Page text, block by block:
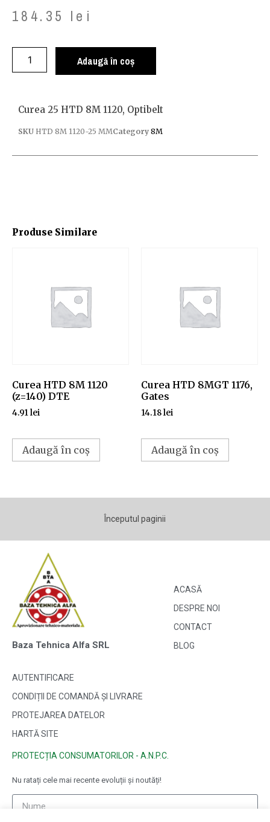
184.35 lei
Adaugă în coș
Produse Similare
Curea HTD 8M 1120
(z=140) DTE
4.91lei
Adaugă în coș
Curea HTD 8MGT 1176,
Gates
14.18lei
Adaugă în coș
Curea 25 HTD 8M 1120, Optibelt
SKU HTD 8M 1120-25 MMCategory 8M
Începutul paginii
Baza Tehnica Alfa SRL
ACASĂ
DESPRE NOI
CONTACT
BLOG
AUTENTIFICARE
CONDIȚII DE COMANDĂ ȘI LIVRARE
PROTEJAREA DATELOR
HARTĂ SITE
PROTECȚIA CONSUMATORILOR - A.N.P.C.
Nu ratați cele mai recente evoluții și noutăți!